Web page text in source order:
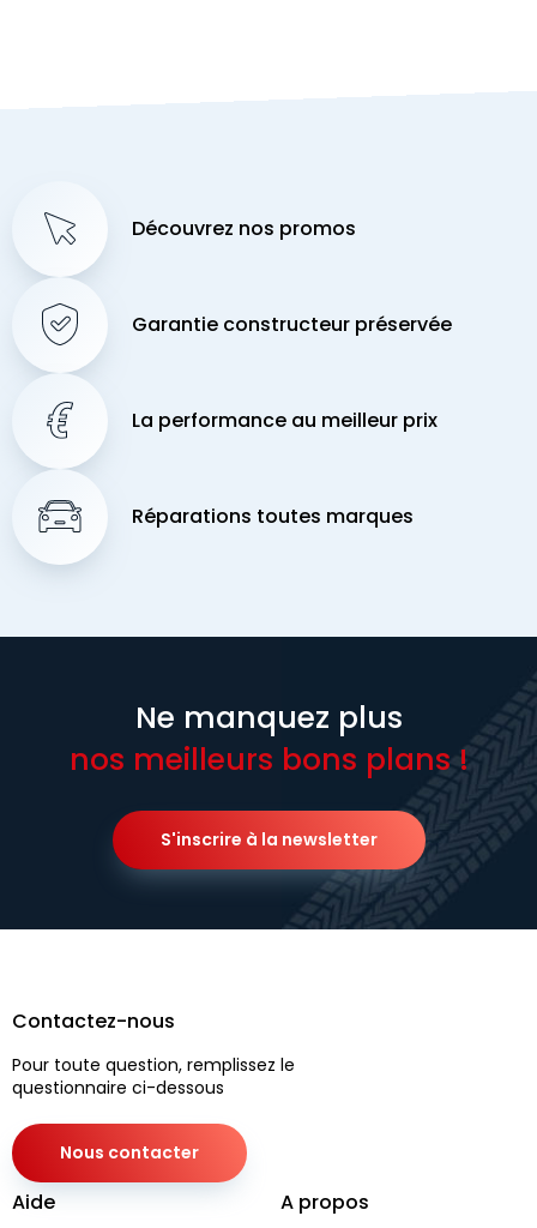
Découvrez nos promos
Garantie constructeur préservée
La performance au meilleur prix
Réparations toutes marques
Ne manquez plus
nos meilleurs bons plans !
S'inscrire à la newsletter
Contactez-nous
Pour toute question, remplissez le
questionnaire ci-dessous
Nous contacter
Aide A propos